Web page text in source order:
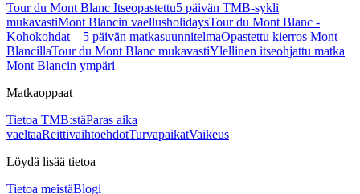
Tour du Mont Blanc Itseopastettu5 päivän TMB-sykli
mukavastiMont Blancin vaellusholidaysTour du Mont Blanc -
Kohokohdat – 5 päivän matkasuunnitelmaOpastettu kierros Mont
BlancillaTour du Mont Blanc mukavastiYlellinen itseohjattu matka
Mont Blancin ympäri
Matkaoppaat
Tietoa TMB:stäParas aika
vaeltaaReittivaihtoehdotTurvapaikatVaikeus
Löydä lisää tietoa
Tietoa meistäBlogi